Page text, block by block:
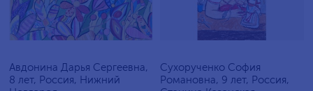
Авдонина Дарья Сергеевна,
8 лет, Россия, Нижний
Сухорученко София
Романовна, 9 лет, Россия,